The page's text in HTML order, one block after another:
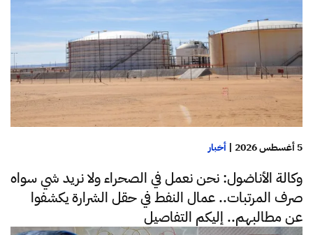
5 أغسطس 2026 | أخبار
وكالة الأناضول: نحن نعمل في الصحراء ولا نريد شي سواه
صرف المرتبات.. عمال النفط في حقل الشرارة يكشفوا
عن مطالبهم.. إليكم التفاصيل